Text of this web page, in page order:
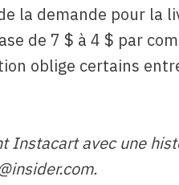
la demande pour la
de 7 $ à 4 $ par
oblige certains
Instacart avec une